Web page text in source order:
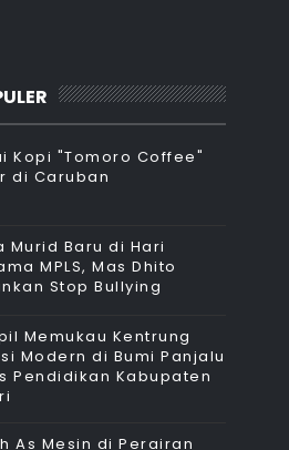
Kopi "Tomoro Coffee"
di Caruban
Murid Baru di Hari
MPLS, Mas Dhito
Stop Bullying
Memukau Kentrung
Modern di Bumi Panjalu
Pendidikan Kabupaten
As Mesin di Perairan